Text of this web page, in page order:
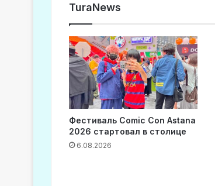
TuraNews
Фестиваль Comic Con Astana
2026 стартовал в столице
6.08.2026